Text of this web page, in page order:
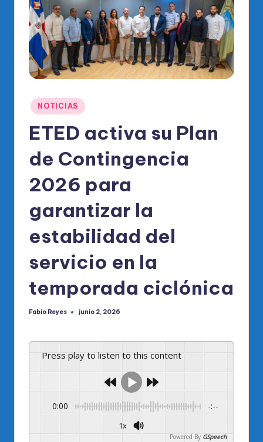
di
o
O
al
el
R
M
Publicado
en
NOTICIAS
ETED activa su Plan
de Contingencia
2026 para
garantizar la
estabilidad del
servicio en la
temporada ciclónica
Publicado
Fabio Reyes junio 2, 2026
Press play to listen to this content
0:00 -:--
1x
Powered By GSpeech